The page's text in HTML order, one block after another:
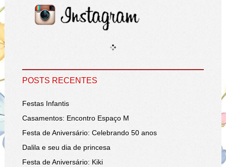
POSTS RECENTES
Festas Infantis
Casamentos: Encontro Espaço M
Festa de Aniversário: Celebrando 50 anos
Dalila e seu dia de princesa
Festa de Aniversário: Kiki